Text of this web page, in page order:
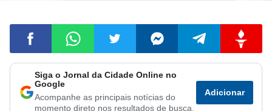
CompartilharCompartilharCompartilharCompartilharCompartilhar
Siga o Jornal da Cidade Online no
Google
Acompanhe as principais notícias do
momento direto nos resultados de busca.
Adicionar